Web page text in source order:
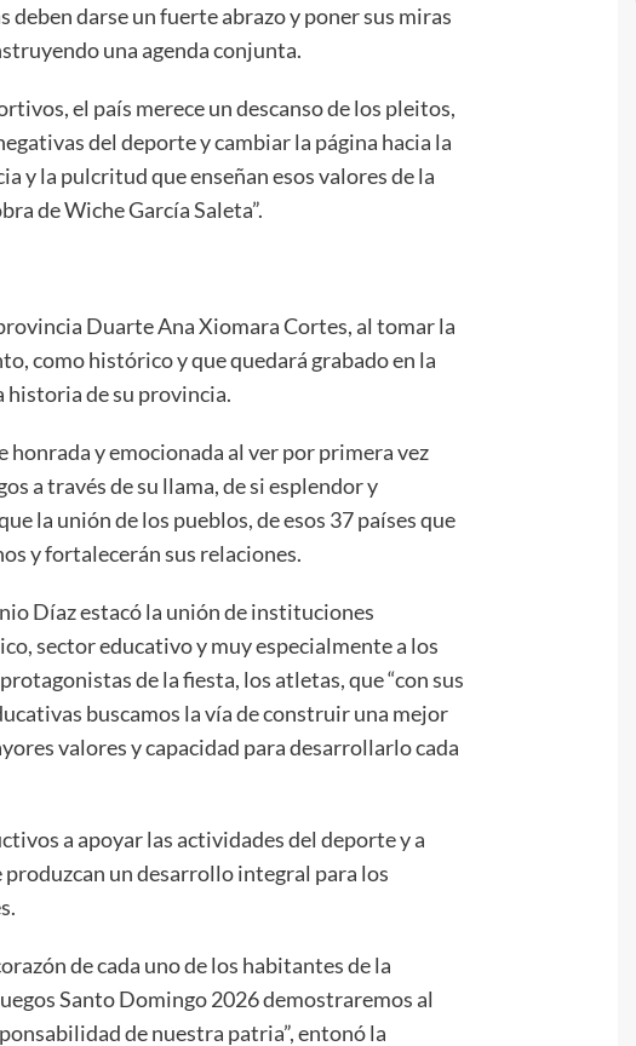
deben darse un fuerte abrazo y poner sus miras
una agenda conjunta.
el país merece un descanso de los pleitos,
del deporte y cambiar la página hacia la
y la pulcritud que enseñan esos valores de la
de Wiche García Saleta”.
Duarte Ana Xiomara Cortes, al tomar la
como histórico y que quedará grabado en la
historia de su provincia.
y emocionada al ver por primera vez
a través de su llama, de si esplendor y
la unión de los pueblos, de esos 37 países que
y fortalecerán sus relaciones.
Díaz estacó la unión de instituciones
sector educativo y muy especialmente a los
de la fiesta, los atletas, que “con sus
buscamos la vía de construir una mejor
valores y capacidad para desarrollarlo cada
a apoyar las actividades del deporte y a
un desarrollo integral para los
de cada uno de los habitantes de la
Santo Domingo 2026 demostraremos al
de nuestra patria”, entonó la